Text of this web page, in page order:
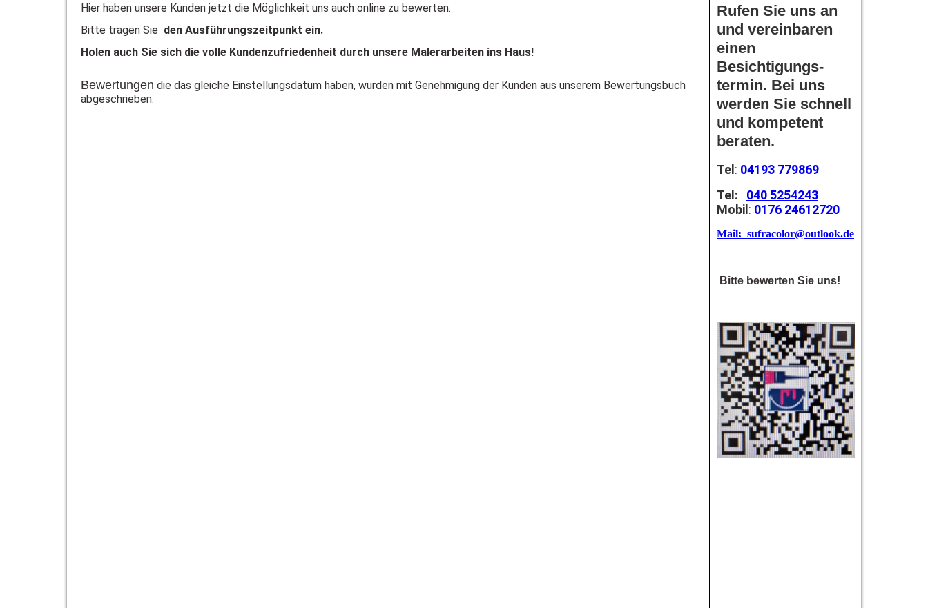
Hier haben unsere Kunden jetzt die Möglichkeit uns auch online zu bewerten.
Bitte tragen Sie den Ausführungszeitpunkt ein.
Holen auch Sie sich die volle Kundenzufriedenheit durch unsere Malerarbeiten ins Haus!
Bewertungen die das gleiche Einstellungsdatum haben, wurden mit Genehmigung der Kunden aus unserem Bewertungsbuch
abgeschrieben.
Rufen Sie uns an
und vereinbaren
einen
Besichtigungs-
termin. Bei uns
werden Sie schnell
und kompetent
beraten.
Tel: 04193 779869
Tel: 040 5254243
Mobil: 0176 24612720
Mail: sufracolor@outlook.de
Bitte bewerten Sie uns!